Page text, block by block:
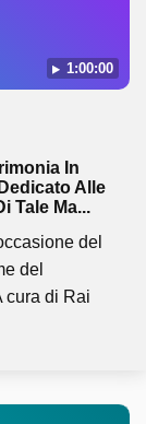
1:00:00
In
Alle
Tale Ma...
del
del
cura di Rai